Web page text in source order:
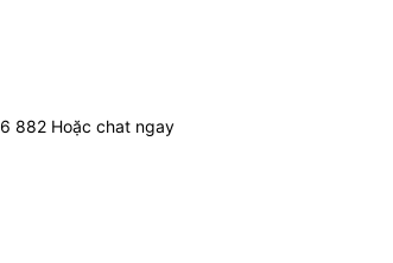
882 Hoặc chat ngay